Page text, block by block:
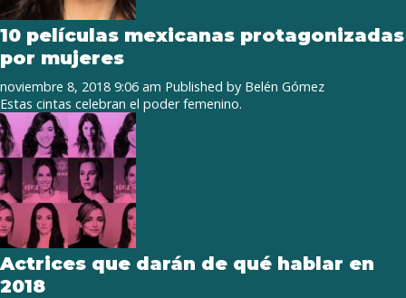
10 películas mexicanas protagonizadas
por mujeres
noviembre 8, 2018 9:06 am Published by Belén Gómez
Estas cintas celebran el poder femenino.
Actrices que darán de qué hablar en
2018